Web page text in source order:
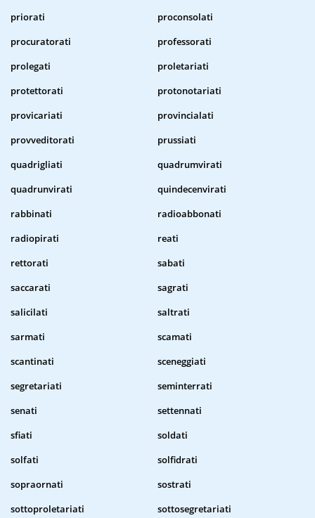
priorati
proconsolati
procuratorati
professorati
prolegati
proletariati
protettorati
protonotariati
provicariati
provincialati
provveditorati
prussiati
quadrigliati
quadrumvirati
quadrunvirati
quindecenvirati
rabbinati
radioabbonati
radiopirati
reati
rettorati
sabati
saccarati
sagrati
salicilati
saltrati
sarmati
scamati
scantinati
sceneggiati
segretariati
seminterrati
senati
settennati
sfiati
soldati
solfati
solfidrati
sopraornati
sostrati
sottoproletariati
sottosegretariati